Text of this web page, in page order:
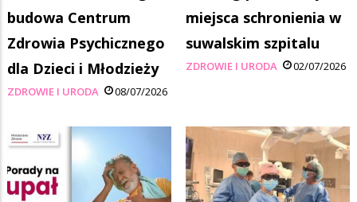
budowa Centrum
Zdrowia Psychicznego
dla Dzieci i Młodzieży
ZDROWIE I URODA 08/07/2026
miejsca schronienia w
suwalskim szpitalu
ZDROWIE I URODA 02/07/2026